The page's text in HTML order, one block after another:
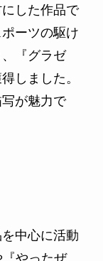
した作品で
ーツの駆け
『グラゼ
しました。
が魅力で
中心に活動